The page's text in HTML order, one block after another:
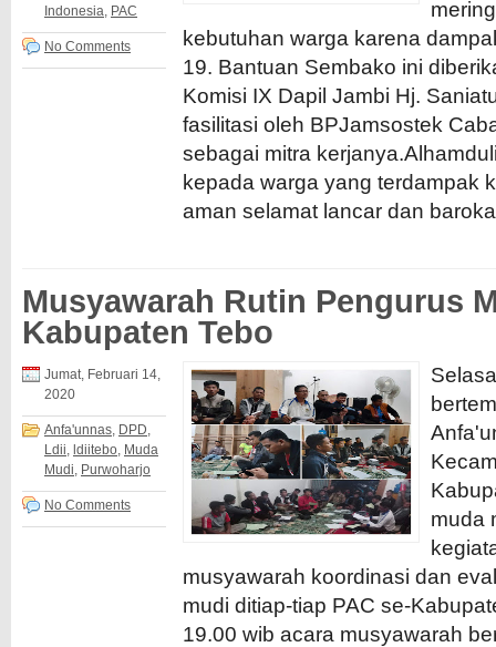
Indonesia PAC
No Comments
kebutuhan warga karena
19. Bantuan Sembako ini
Komisi IX Dapil Jambi Hj.
fasilitasi oleh BPJamsostek
sebagai mitra
kepada warga yang terdampak
aman selamat lancar dan
Musyawarah Rutin Pengurus
Kabupaten Tebo
Jumat, Februari 14,
2020
Anfa'unnas DPD
Ldii ldiitebo Muda
Mudi Purwoharjo
No Comments
muda
musyawarah koordinasi dan
mudi ditiap-tiap PAC se-
19.00 wib acara musyawarah